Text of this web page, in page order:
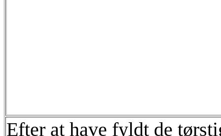
Efter at have fyldt de